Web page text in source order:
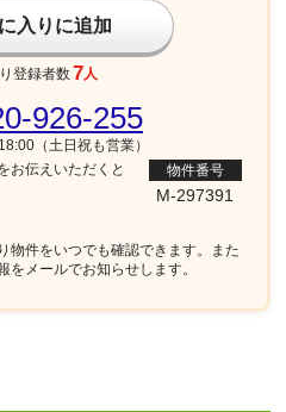
入りに追加
登録者数7人
物件をいつでも確認できます。また
をメールでお知らせします。
926-255
（土日祝も営業）
お伝えいただくと
物件番号
M-297391